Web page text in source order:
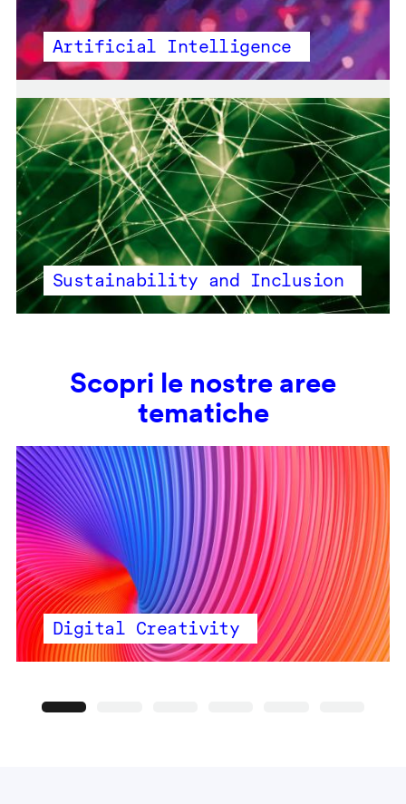
Artificial Intelligence
Sustainability and Inclusion
Scopri le nostre aree
tematiche
Digital Creativity